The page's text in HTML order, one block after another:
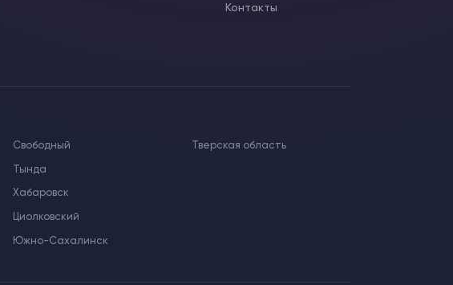
Контакты
Свободный
Тында
Хабаровск
Циолковский
Южно-Сахалинск
Тверская область